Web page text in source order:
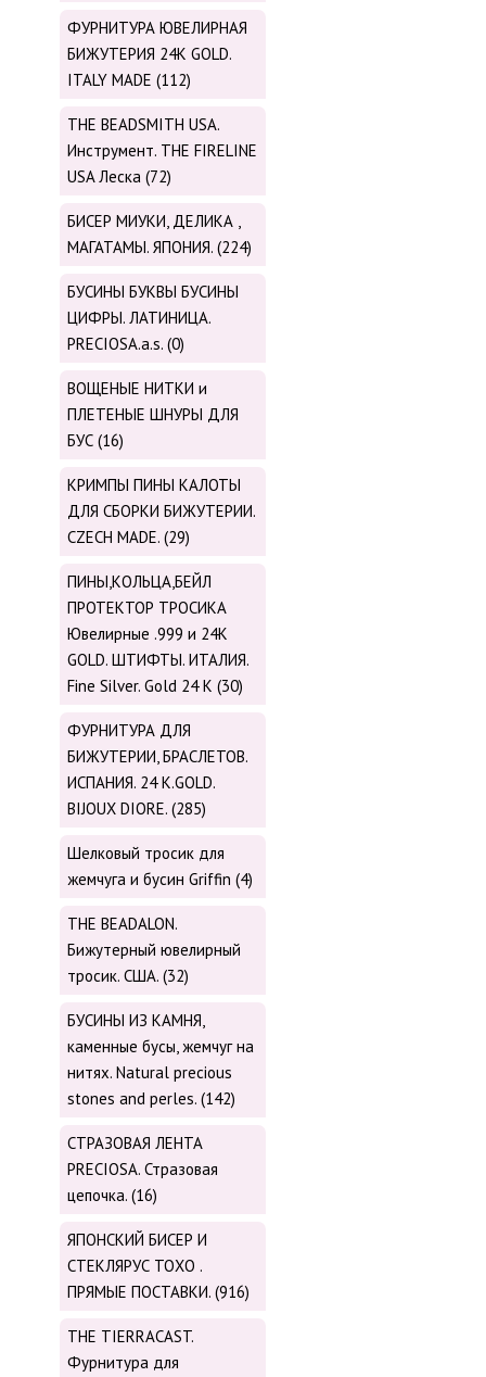
ФУРНИТУРА ЮВЕЛИРНАЯ
БИЖУТЕРИЯ 24К GOLD.
ITALY MADE (112)
THE BEADSMITH USA.
Инструмент. THE FIRELINE
USA Леска (72)
БИСЕР МИУКИ, ДЕЛИКА ,
МАГАТАМЫ. ЯПОНИЯ. (224)
БУСИНЫ БУКВЫ БУСИНЫ
ЦИФРЫ. ЛАТИНИЦА.
PRECIOSA.a.s. (0)
ВОЩЕНЫЕ НИТКИ и
ПЛЕТЕНЫЕ ШНУРЫ ДЛЯ
БУС (16)
КРИМПЫ ПИНЫ КАЛОТЫ
ДЛЯ СБОРКИ БИЖУТЕРИИ.
CZECH MADE. (29)
ПИНЫ,КОЛЬЦА,БЕЙЛ
ПРОТЕКТОР ТРОСИКА
Ювелирные .999 и 24К
GOLD. ШТИФТЫ. ИТАЛИЯ.
Fine Silver. Gold 24 K (30)
ФУРНИТУРА ДЛЯ
БИЖУТЕРИИ, БРАСЛЕТОВ.
ИСПАНИЯ. 24 K.GOLD.
BIJOUX DIORE. (285)
Шелковый тросик для
жемчуга и бусин Griffin (4)
THE BEADALON.
Бижутерный ювелирный
тросик. США. (32)
БУСИНЫ ИЗ КАМНЯ,
каменные бусы, жемчуг на
нитях. Natural precious
stones and perles. (142)
СТРАЗОВАЯ ЛЕНТА
PRECIOSA. Стразовая
цепочка. (16)
ЯПОНСКИЙ БИСЕР И
СТЕКЛЯРУС TOХО .
ПРЯМЫЕ ПОСТАВКИ. (916)
THE TIERRACAST.
Фурнитура для